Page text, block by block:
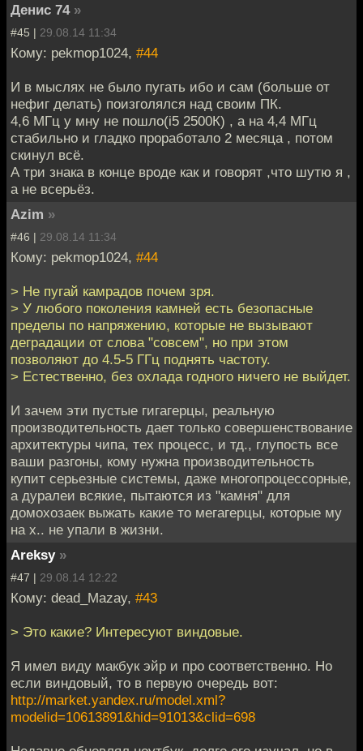
Денис 74 »
#45 | 29.08.14 11:34
Кому: pekmop1024, #44
И в мыслях не было пугать ибо и сам (больше от
нефиг делать) поизголялся над своим ПК.
4,6 МГц у мну не пошло(i5 2500К) , а на 4,4 МГц
стабильно и гладко проработало 2 месяца , потом
скинул всё.
А три знака в конце вроде как и говорят ,что шутю я ,
а не всерьёз.
Azim »
#46 | 29.08.14 11:34
Кому: pekmop1024, #44
> Не пугай камрадов почем зря.
> У любого поколения камней есть безопасные
пределы по напряжению, которые не вызывают
деградации от слова "совсем", но при этом
позволяют до 4.5-5 ГГц поднять частоту.
> Естественно, без охлада годного ничего не выйдет.
И зачем эти пустые гигагерцы, реальную
производительность дает только совершенствование
архитектуры чипа, тех процесс, и тд., глупость все
ваши разгоны, кому нужна производительность
купит серьезные системы, даже многопроцессорные,
а дуралеи всякие, пытаются из "камня" для
домохозаек выжать какие то мегагерцы, которые му
на х.. не упали в жизни.
Areksy »
#47 | 29.08.14 12:22
Кому: dead_Mazay, #43
> Это какие? Интересуют виндовые.
Я имел виду макбук эйр и про соответственно. Но
если виндовый, то в первую очередь вот:
http://market.yandex.ru/model.xml?
modelid=10613891&hid=91013&clid=698